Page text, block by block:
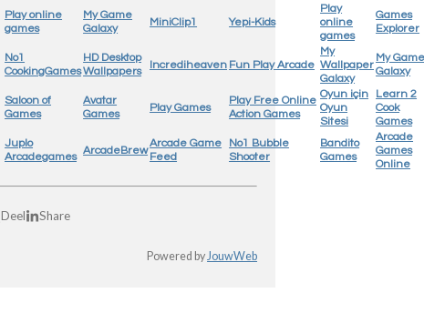
Play online
games
My Game
Galaxy
MiniClip1 Yepi-Kids
Play
online
games
Games
Explorer
No1
CookingGames
HD Desktop
Wallpapers
Incrediheaven Fun Play Arcade
My
Wallpaper
Galaxy
My
Galaxy
Saloon of
Games
Avatar
Games
Play Games
Play Free Online
Action Games
Oyun için
Oyun
Sitesi
Learn 2
Cook
Games
Juplo
Arcadegames
ArcadeBrew
Arcade Game
Feed
No1 Bubble
Shooter
Bandito
Games
Arcade
Games
Online
Deel Share
Powered byJouwWeb